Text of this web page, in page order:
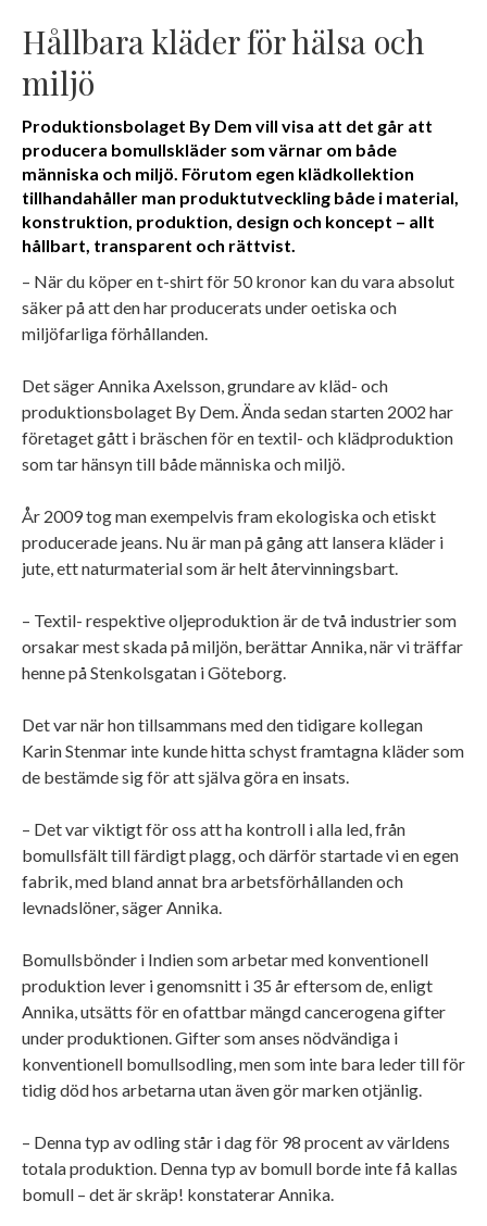
Hållbara kläder för hälsa och
miljö
Produktionsbolaget By Dem vill visa att det går att
producera bomullskläder som värnar om både
människa och miljö. Förutom egen klädkollektion
tillhandahåller man produktutveckling både i material,
konstruktion, produktion, design och koncept – allt
hållbart, transparent och rättvist.
– När du köper en t-shirt för 50 kronor kan du vara absolut
säker på att den har producerats under oetiska och
miljöfarliga förhållanden.
Det säger Annika Axelsson, grundare av kläd- och
produktionsbolaget By Dem. Ända sedan starten 2002 har
företaget gått i bräschen för en textil- och klädproduktion
som tar hänsyn till både människa och miljö.
År 2009 tog man exempelvis fram ekologiska och etiskt
producerade jeans. Nu är man på gång att lansera kläder i
jute, ett naturmaterial som är helt återvinningsbart.
– Textil- respektive oljeproduktion är de två industrier som
orsakar mest skada på miljön, berättar Annika, när vi träffar
henne på Stenkolsgatan i Göteborg.
Det var när hon tillsammans med den tidigare kollegan
Karin Stenmar inte kunde hitta schyst framtagna kläder som
de bestämde sig för att själva göra en insats.
– Det var viktigt för oss att ha kontroll i alla led, från
bomullsfält till färdigt plagg, och därför startade vi en egen
fabrik, med bland annat bra arbetsförhållanden och
levnadslöner, säger Annika.
Bomullsbönder i Indien som arbetar med konventionell
produktion lever i genomsnitt i 35 år eftersom de, enligt
Annika, utsätts för en ofattbar mängd cancerogena gifter
under produktionen. Gifter som anses nödvändiga i
konventionell bomullsodling, men som inte bara leder till för
tidig död hos arbetarna utan även gör marken otjänlig.
– Denna typ av odling står i dag för 98 procent av världens
totala produktion. Denna typ av bomull borde inte få kallas
bomull – det är skräp! konstaterar Annika.